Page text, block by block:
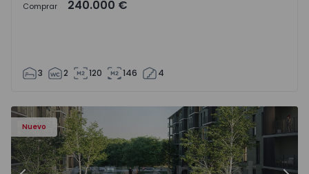
Comprar 240.000 €
3 2 120 146 4
Nuevo
1575522 - 8
Apartamento T2 Vila Nova de Gaia, Oliveira do Douro -